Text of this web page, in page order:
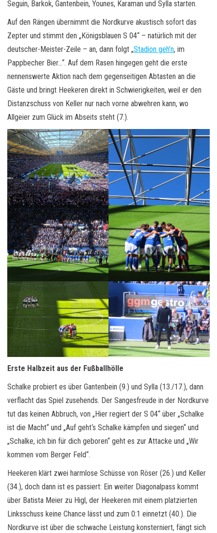
Seguin, Barkok, Gantenbein, Younes, Karaman und Sylla starten.
Auf den Rängen übernimmt die Nordkurve akustisch sofort das
Zepter und stimmt den „Königsblauen S 04“ – natürlich mit der
deutscher-Meister-Zeile – an, dann folgt „Stadion geh’n, im
Pappbecher Bier…“. Auf dem Rasen hingegen geht die erste
nennenswerte Aktion nach dem gegenseitigen Abtasten an die
Gäste und bringt Heekeren direkt in Schwierigkeiten, weil er den
Distanzschuss von Keller nur nach vorne abwehren kann, wo
Allgeier zum Glück im Abseits steht (7.).
Erste Halbzeit aus der Fußballhölle
Schalke probiert es über Gantenbein (9.) und Sylla (13./17.), dann
verflacht das Spiel zusehends. Der Sangesfreude in der Nordkurve
tut das keinen Abbruch, von „Hier regiert der S 04“ über „Schalke
ist die Macht“ und „Auf geht‘s Schalke kämpfen und siegen“ und
„Schalke, ich bin für dich geboren“ geht es zur Attacke und „Wir
kommen vom Berger Feld“.
Heekeren klärt zwei harmlose Schüsse von Röser (26.) und Keller
(34.), doch dann ist es passiert: Ein weiter Diagonalpass kommt
über Batista Meier zu Higl, der Heekeren mit einem platzierten
Linksschuss keine Chance lässt und zum 0:1 einnetzt (40.). Die
Nordkurve ist über die schwache Leistung konsterniert, fängt sich